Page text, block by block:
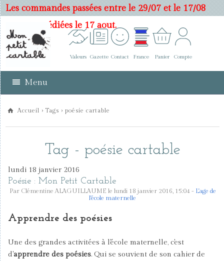
Les commandes passées entre le 29/07 et le 17/08
seront expédiées le 17 aout.
Valeurs Gazette Contact France Panier Compte
Menu
Accueil ›Tags › poésie cartable
Tag - poésie cartable
lundi 18 janvier 2016
Poésie : Mon Petit Cartable
Par Clémentine ALAGUILLAUME le lundi 18 janvier 2016, 15:04 - L'age de
l'école maternelle
Apprendre des poésies
Une des grandes activitées à l'école maternelle, c'est
d'apprendre des poésies. Qui se souvient de son cahier de